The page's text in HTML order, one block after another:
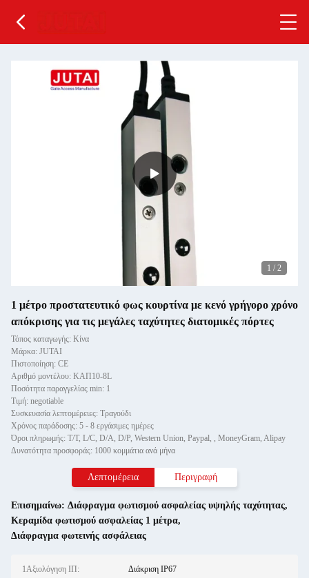
1 / 2
1 μέτρο προστατευτικό φως κουρτίνα με κενό γρήγορο χρόνο
απόκρισης για τις μεγάλες ταχύτητες διατομικές πόρτες
Τόπος καταγωγής: Κίνα
Μάρκα: JUTAI
Πιστοποίηση: CE
Αριθμό μοντέλου: ΚΑΠ10-8L
Ποσότητα παραγγελίας min: 1
Τιμή: negotiable
Συσκευασία λεπτομέρειες: Τραγούδι
Χρόνος παράδοσης: 5 - 8 εργάσιμες ημέρες
Όροι πληρωμής: T/T, L/C, D/A, D/P, Western Union, Paypal, , MoneyGram, Alipay
Δυνατότητα προσφοράς: 1000 κομμάτια ανά μήνα
Λεπτομέρεια Περιγραφή
Επισημαίνω: Διάφραγμα φωτισμού ασφαλείας υψηλής ταχύτητας,
Κεραμίδα φωτισμού ασφαλείας 1 μέτρα,
Διάφραγμα φωτεινής ασφάλειας
1Αξιολόγηση ΙΠ: Διάκριση IP67